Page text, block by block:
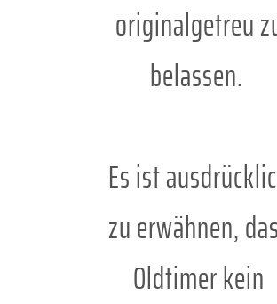
originalgetreu
belassen.
Es ist
zu erwähnen,
Oldtimer kein